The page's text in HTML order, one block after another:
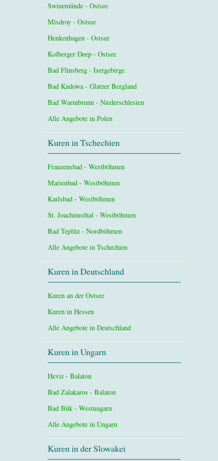
Swinemünde - Ostsee
Misdroy - Ostsee
Henkenhagen - Ostsee
Kolberger Deep - Ostsee
Bad Flinsberg - Isergebirge
Bad Kudowa - Glatzer Bergland
Bad Warmbrunn - Niederschlesien
Alle Angebote in Polen
Kuren in Tschechien
Franzensbad - Westböhmen
Marienbad - Westböhmen
Karlsbad - Westböhmen
St. Joachimsthal - Westböhmen
Bad Teplitz - Nordböhmen
Alle Angebote in Tschechien
Kuren in Deutschland
Kuren an der Ostsee
Kuren in Hessen
Alle Angebote in Deutschland
Kuren in Ungarn
Heviz - Balaton
Bad Zalakaros - Balaton
Bad Bük - Westungarn
Alle Angebote in Ungarn
Kuren in der Slowakei